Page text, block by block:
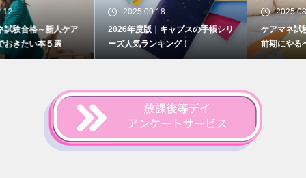
2025.09.18
2026年度版｜キャプスの手帳シリ
ーズ人気ランキング！
2025.08.28
ケアマネ試験まで残り2か月！直
前期にやるべき合格対策とは